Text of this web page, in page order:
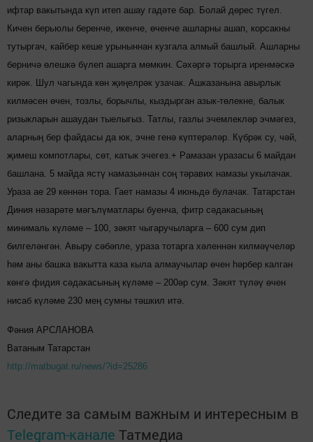
ифтар вакытында күп итеп ашау гадәте бар. Болай дөрес түгел.
Кичен берьюлы беренче, икенче, өченче ашларны ашап, корсакны
тутыргач, кайбер кеше урыныннан кузгала алмый башлый. Ашларны
берничә өлешкә бүлеп ашарга мөмкин. Сәхәргә торырга иренмәскә
кирәк. Шул чагында көн җиңелрәк узачак. Ашказанына авырлык
килмәсен өчен, тозлы, борычлы, кыздырган азык-төлекне, балык
ризыкларын ашаудан тыелыгыз. Татлы, газлы эчемлекләр эчмәгез,
аларның бер файдасы да юк, эчне генә күптерәләр. Күбрәк су, чәй,
җимеш компотлары, сөт, катык эчегез.+ Рамазан уразасы 6 майдан
башлана. 5 майда ястү намазыннан соң тәравих намазы укылачак.
Ураза ае 29 көннән тора. Гает намазы 4 июньдә булачак. Татарстан
Диния нәзарәте мәгълүматлары буенча, фитр сәдакасының
минималь күләме – 100, зәкят чыгаручыларга – 600 сум дип
билгеләнгән. Авыру сәбәпле, ураза тотарга хәленнән килмәүчеләр
һәм аны башка вакытта каза кыла алмаучылар өчен һәрбер калган
көнгә фидия сәдакасының кү­ләме – 200әр сум. Зәкят түләү өчен
нисаб күләме 230 мең сумны тәшкил итә.
Фәния АРСЛАНОВА
Ватаным Татарстан
http://matbugat.ru/news/?id=25286
Следите за самым важным и интересным в
Telegram-канале Татмедиа